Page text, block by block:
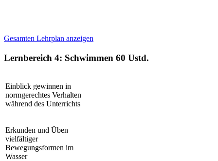
Gesamten Lehrplan anzeigen
Lernbereich 4: Schwimmen 60 Ustd.
Einblick gewinnen in
normgerechtes Verhalten
während des Unterrichts
Erkunden und Üben
vielfältiger
Bewegungsformen im
Wasser